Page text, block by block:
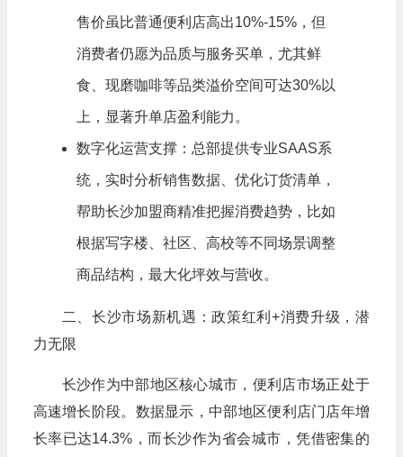
售价虽比普通便利店高出10%-15%，但
消费者仍愿为品质与服务买单，尤其鲜
食、现磨咖啡等品类溢价空间可达30%以
上，显著升单店盈利能力。
数字化运营支撑：总部提供专业SAAS系
统，实时分析销售数据、优化订货清单，
帮助长沙加盟商精准把握消费趋势，比如
根据写字楼、社区、高校等不同场景调整
商品结构，最大化坪效与营收。
二、长沙市场新机遇：政策红利+消费升级，潜
力无限
长沙作为中部地区核心城市，便利店市场正处于
高速增长阶段。数据显示，中部地区便利店门店年增
长率已达14.3%，而长沙作为省会城市，凭借密集的